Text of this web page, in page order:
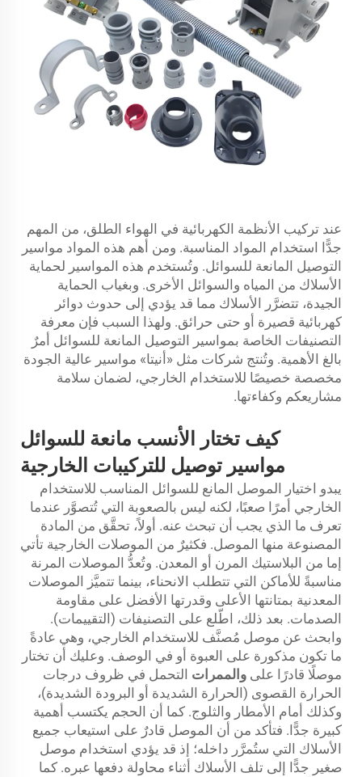
عند تركيب الأنظمة الكهربائية في الهواء الطلق، من المهم
جدًّا استخدام المواد المناسبة. ومن أهم هذه المواد مواسير
التوصيل المانعة للسوائل. وتُستخدم هذه المواسير لحماية
الأسلاك من المياه والسوائل الأخرى. وبغياب الحماية
الجيدة، تتضرَّر الأسلاك مما قد يؤدي إلى حدوث دوائر
كهربائية قصيرة أو حتى حرائق. ولهذا السبب فإن معرفة
التصنيفات الخاصة بمواسير التوصيل المانعة للسوائل أمرٌ
بالغ الأهمية. وتُنتج شركات مثل «أنيتا» مواسير عالية الجودة
مخصصة خصيصًا للاستخدام الخارجي، لضمان سلامة
مشاريعكم وكفاءتها.
كيف تختار الأنسب مانعة للسوائل
مواسير توصيل للتركيبات الخارجية
يبدو اختيار الموصل المانع للسوائل المناسب للاستخدام
الخارجي أمرًا صعبًا، لكنه ليس بالصعوبة التي تُتصوَّر عندما
تعرف ما الذي يجب أن تبحث عنه. أولاً، تحقَّق من المادة
المصنوعة منها الموصل. فكثيرٌ من الموصلات الخارجية تأتي
إما من البلاستيك المرن أو المعدن. وتُعدُّ الموصلات المرنة
مناسبةً للأماكن التي تتطلب الانحناء، بينما تتميَّز الموصلات
المعدنية بمتانتها الأعلى وقدرتها الأفضل على مقاومة
الصدمات. بعد ذلك، اطّلع على التصنيفات (التقييمات).
وابحث عن موصل مُصنَّف للاستخدام الخارجي، وهي عادةً
ما تكون مذكورة على العبوة أو في الوصف. وعليك أن تختار
موصلًا قادرًا على والممرات التحمل في ظروف درجات
الحرارة القصوى (الحرارة الشديدة أو البرودة الشديدة)،
وكذلك أمام الأمطار والثلوج. كما أن الحجم يكتسب أهمية
كبيرة جدًّا. فتأكد من أن الموصل قادرٌ على استيعاب جميع
الأسلاك التي ستُمرَّر داخله؛ إذ قد يؤدي استخدام موصل
صغير جدًّا إلى تلف الأسلاك أثناء محاولة دفعها عبره. كما